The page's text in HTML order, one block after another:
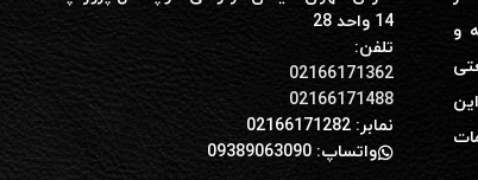
و
و ابزار دقیق فعالیت خود را ادامه داد. در سال 1399 این
14 واحد 28
تلفن:
02166171362
02166171488
نمابر: 02166171282
واتساپ: 09389063090